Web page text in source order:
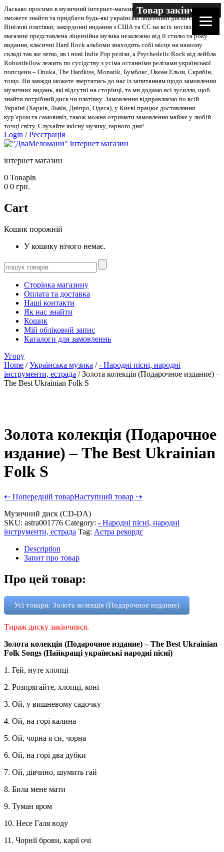
Ласкаво просимо в музичний інтернет-магазин “Два меломани”. У нас Ви
зможете знайти та придбати будь-які українські ліцензійні диски CD, DVD,
Вінілові платівки; закордонні видання з США та ЄС на всіх носіях. В
магазині представлена ліцензійна музика незалежно від її стилю та року
видання, класичні Hard Rock альбоми знаходять собі місце на нашому
складі так же легко, як і нові Indie Pop релізи, а Psychedelic Rock від лейбла
Robustfellow лежить по сусідству з усіма останніми релізами української
попсцени – Onuka, The Hardkiss, Monatik, Бумбокс, Океан Ельзи, Скрябін,
тощо. Ви завжди можете звертатись до нас із запитанням щодо замовлення
музичних видань, які відсутні на сторінці, та ми додамо всі зусилля, щоб
знайти потрібний диск чи платівку. Замовлення відправляємо по всій
Україні (Харків, Львів, Дніпро, Одеса), у Києві працює доставляння
кур’єром та самовивіз, також можна отримати замовлення майже у любій
точці світу. Слухайте якісну музику, гарного дня!
Login /Реєстрація
інтернет магазин
0 Товарів
0 0 грн.
Cart
Кошик порожній
У кошику нічого немає.
Сторінка магазину
Оплата та доставка
Наші контакти
Як нас знайти
Кошик
Мій обліковий запис
Каталоги для замовленнь
Угору
Home /Українська музика /- Народні пісні, народні
інструменти, естрада / Золота колекція (Подарочное издание) –
The Best Ukrainian Folk S
Товар закінчився
Золота колекція (Подарочное
издание) – The Best Ukrainian
Folk S
⇠ Попередній товарНаступний товар ⇢
Музичний диск (CD-DA)
SKU: astra001776 Category: - Народні пісні, народні
інструменти, естрада Tag: Астра рекордс
Description
Запит про товар
Про цей товар:
Усі товари: Золота колекція (Подарочное издание)
Тираж диску закінчився.
Золота колекція (Подарочное издание) – The Best Ukrainian
Folk Songs (Найкращі українські народні пісні)
1. Гей, нуте хлопці
2. Розпрягайте, хлопці, коні
3. Ой, у вишневому садочку
4. Ой, на горі калина
5. Ой, чорна я си, чорна
6. Ой, на горі два дубки
7. Ой, дівчино, шумить гай
8. Била мене мати
9. Туман яром
10. Несе Галя воду
11. Чорнії брови, карії очі